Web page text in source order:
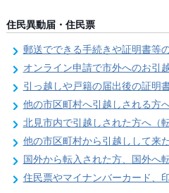
住民異動届・住民票
郵送でできる手続きや証明書等の交付請
オンライン申請で市外へのお引越
引っ越しや戸籍の届出後の証明
他の市区町村へ引越しされる方
北見市内で引越しされた方へ（転
他の市区町村から引越しして来
国外から転入された方、国外へ
住民票やマイナンバーカード、印鑑証明書に旧